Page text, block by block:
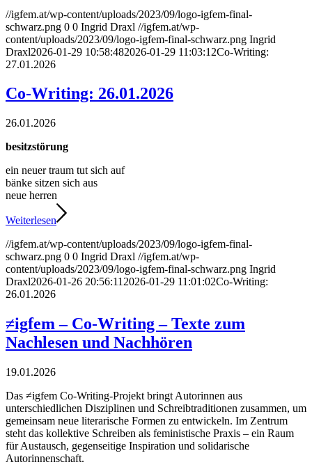
//igfem.at/wp-content/uploads/2023/09/logo-igfem-final-
schwarz.png 0 0 Ingrid Draxl //igfem.at/wp-
content/uploads/2023/09/logo-igfem-final-schwarz.png Ingrid
Draxl2026-01-29 10:58:482026-01-29 11:03:12Co-Writing:
27.01.2026
Co-Writing: 26.01.2026
26.01.2026
besitzstörung
ein neuer traum tut sich auf
bänke sitzen sich aus
neue herren
Weiterlesen
//igfem.at/wp-content/uploads/2023/09/logo-igfem-final-
schwarz.png 0 0 Ingrid Draxl //igfem.at/wp-
content/uploads/2023/09/logo-igfem-final-schwarz.png Ingrid
Draxl2026-01-26 20:56:11 2026-01-29 11:01:02Co-Writing:
26.01.2026
≠igfem – Co-Writing – Texte zum
Nachlesen und Nachhören
19.01.2026
Das ≠igfem Co-Writing-Projekt bringt Autorinnen aus
unterschiedlichen Disziplinen und Schreibtraditionen zusammen, um
gemeinsam neue literarische Formen zu entwickeln. Im Zentrum
steht das kollektive Schreiben als feministische Praxis – ein Raum
für Austausch, gegenseitige Inspiration und solidarische
Autorinnenschaft.